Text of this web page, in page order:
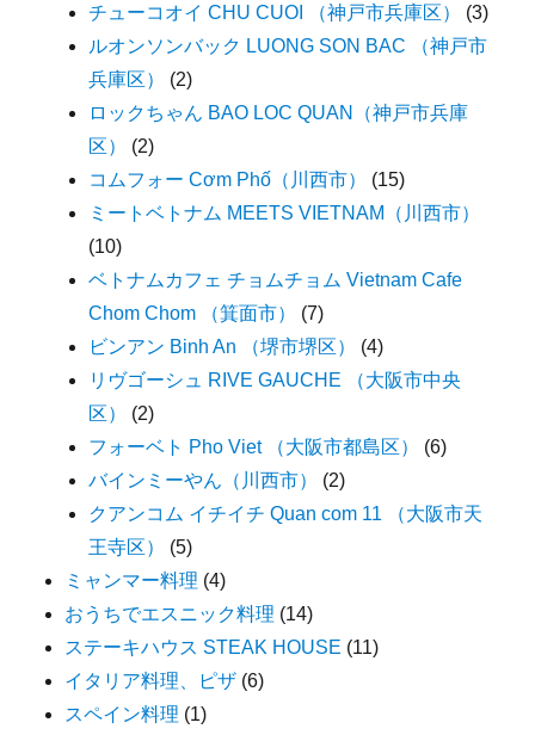
チューコオイ CHU CUOI （神戸市兵庫区）
(3)
ルオンソンバック LUONG SON BAC （神戸市
兵庫区）
(2)
ロックちゃん BAO LOC QUAN（神戸市兵庫
区）
(2)
コムフォー Cơm Phố（川西市）
(15)
ミートベトナム MEETS VIETNAM（川西市）
(10)
ベトナムカフェ チョムチョム Vietnam Cafe
Chom Chom （箕面市）
(7)
ビンアン Binh An （堺市堺区）
(4)
リヴゴーシュ RIVE GAUCHE （大阪市中央
区）
(2)
フォーベト Pho Viet （大阪市都島区）
(6)
バインミーやん（川西市）
(2)
クアンコム イチイチ Quan com 11 （大阪市天
王寺区）
(5)
ミャンマー料理 (4)
おうちでエスニック料理 (14)
ステーキハウス STEAK HOUSE (11)
イタリア料理、ピザ (6)
スペイン料理 (1)